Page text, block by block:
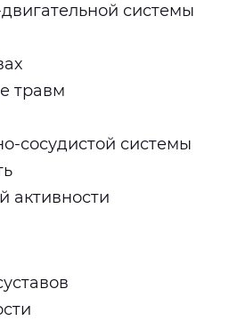
системы
травм
сосудистой системы
активности